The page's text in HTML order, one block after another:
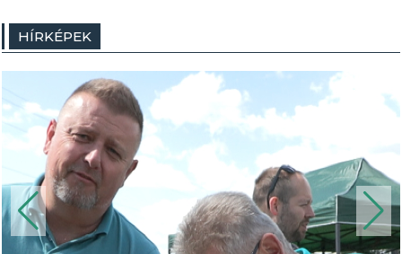
HÍRKÉPEK